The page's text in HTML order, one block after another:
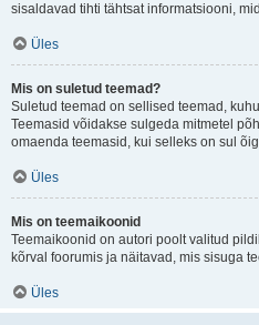
sisaldavad tihti tähtsat informatsiooni,
Üles
Mis on suletud teemad?
Suletud teemad on sellised teemad,
Teemasid võidakse sulgeda mitmetel
omaenda teemasid, kui selleks on sul
Üles
Mis on teemaikoonid
Teemaikoonid on autori poolt valitud
kõrval foorumis ja näitavad, mis sisuga
Üles